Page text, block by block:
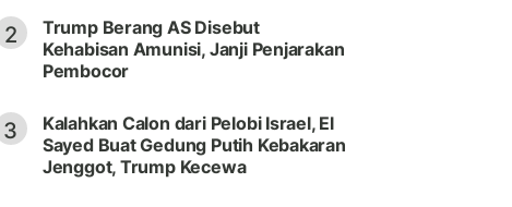
2
Trump Berang AS Disebut
Kehabisan Amunisi, Janji Penjarakan
Pembocor
3
Kalahkan Calon dari Pelobi Israel, El
Sayed Buat Gedung Putih Kebakaran
Jenggot, Trump Kecewa